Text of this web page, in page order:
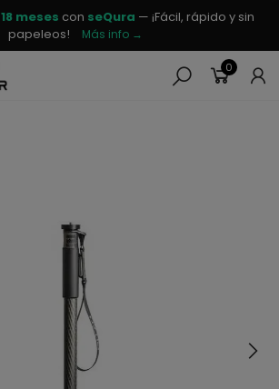
18 meses con seQura — ¡Fácil, rápido y sin
papeleos!
Más info →
0